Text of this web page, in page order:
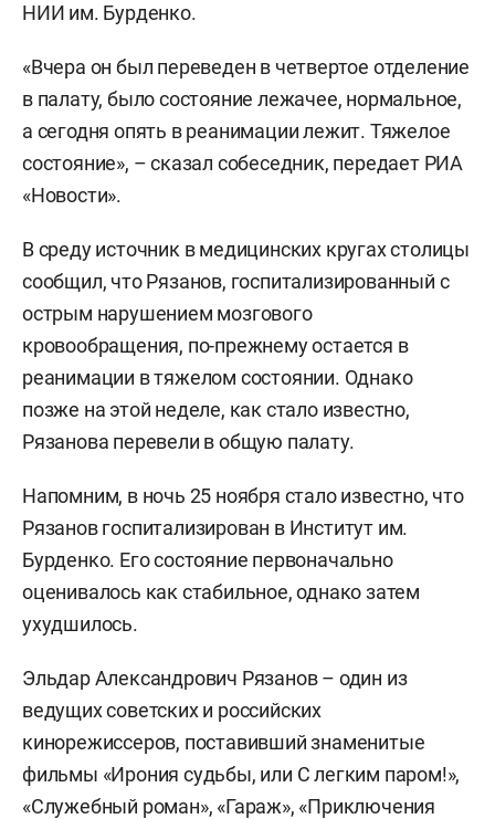
НИИ им. Бурденко.
«Вчера он был переведен в четвертое отделение
в палату, было состояние лежачее, нормальное,
а сегодня опять в реанимации лежит. Тяжелое
состояние», – сказал собеседник, передает РИА
«Новости».
В среду источник в медицинских кругах столицы
сообщил, что Рязанов, госпитализированный с
острым нарушением мозгового
кровообращения, по-прежнему остается в
реанимации в тяжелом состоянии. Однако
позже на этой неделе, как стало известно,
Рязанова перевели в общую палату.
Напомним, в ночь 25 ноября стало известно, что
Рязанов госпитализирован в Институт им.
Бурденко. Его состояние первоначально
оценивалось как стабильное, однако затем
ухудшилось.
Эльдар Александрович Рязанов – один из
ведущих советских и российских
кинорежиссеров, поставивший знаменитые
фильмы «Ирония судьбы, или С легким паром!»,
«Служебный роман», «Гараж», «Приключения